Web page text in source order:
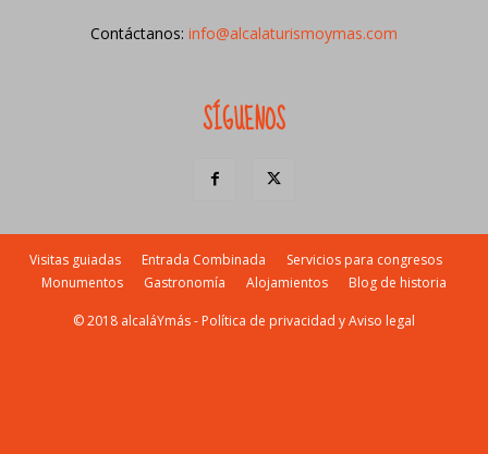
Contáctanos: info@alcalaturismoymas.com
SÍGUENOS
Visitas guiadas Entrada Combinada
Servicios para congresos
Monumentos
Gastronomía Alojamientos Blog de historia
© 2018 alcaláYmás - Política de privacidad y Aviso legal